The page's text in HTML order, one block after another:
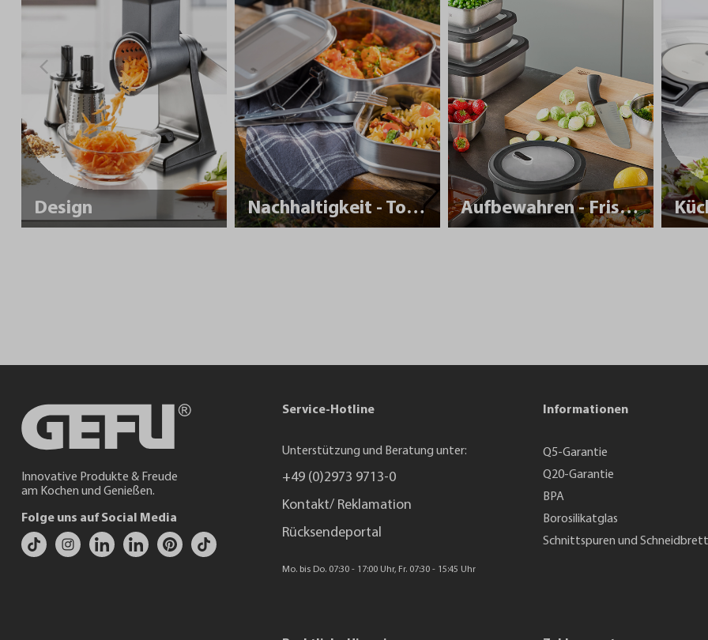
Design Nachhaltigkeit - To Go Aufbewahren - Frisch halten
Innovative Produkte & Freude
am Kochen und Genießen.
Folge uns auf Social Media
Service-Hotline
Unterstützung und Beratung unter:
+49 (0)2973 9713-0
Kontakt/ Reklamation
Rücksendeportal
Mo. bis Do. 07:30 - 17:00 Uhr, Fr. 07:30 - 15:45 Uhr
Informationen
Q5-Garantie
Q20-Garantie
BPA
Borosilikatglas
Schnittspuren und